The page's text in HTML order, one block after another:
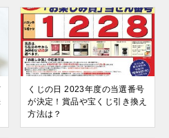
くじの日 2023年度の当選番号
が決定！賞品や宝くじ引き換え
方法は？